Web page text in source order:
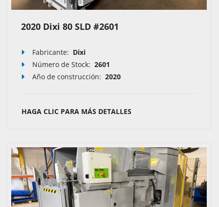
2020 Dixi 80 SLD #2601
Fabricante: Dixi
Número de Stock: 2601
Año de construcción: 2020
HAGA CLIC PARA MÁS DETALLES